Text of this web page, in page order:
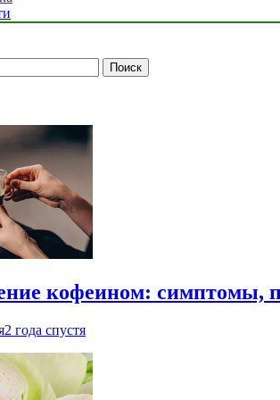
кофеином: симптомы,
2 года спустя